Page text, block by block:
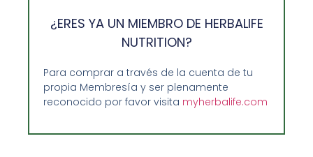
¿ERES YA UN MIEMBRO DE HERBALIFE
NUTRITION?
Para comprar a través de la cuenta de tu
propia Membresía y ser plenamente
reconocido por favor visita myherbalife.com